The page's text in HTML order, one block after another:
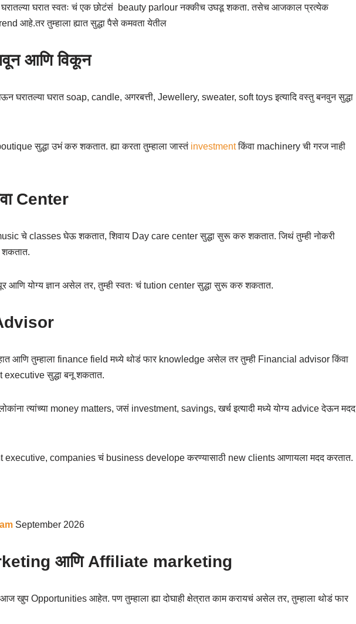
घरातल्या घरात स्वतः चं एक छोटंसं beauty parlour नक्कीच उघडू शकता. तसेच आजकाल प्रत्येक
आहे.तर तुम्हाला ह्यात सुद्धा पैसे कमवता येतील
आणि विकून
घेऊन घरातल्या घरात soap, candle, अगरबत्ती, Jewellery, sweater, soft toys इत्यादि वस्तु बनवुन सुद्धा
सुद्धा उभं करु शकतात. ह्या करता तुम्हाला जास्तं investmentकिंवा machinery ची गरज नाही
Center
चे classes घेऊ शकतात, शिवाय Day care center सुद्धा सुरू करु शकतात. जिथं तुम्ही नोकरी
शकतात.
आणि योग्य ज्ञान असेल तर, तुम्ही स्वतः चं tution center सुद्धा सुरू करु शकतात.
आणि तुम्हाला finance field मध्ये थोडं फार knowledge असेल तर तुम्ही Financial advisor किंवा
सुद्धा बनू शकतात.
त्यांच्या money matters, जसं investment, savings, खर्च इत्यादी मध्ये योग्य advice देऊन मदद
companies चं business develope करण्यासाठी new clients आणायला मदद करतात.
September 2026
आणि Affiliate marketing
आज खुप Opportunities आहेत. पण तुम्हाला ह्या दोघाही क्षेत्रात काम करायचं असेल तर, तुम्हाला थोडं फार